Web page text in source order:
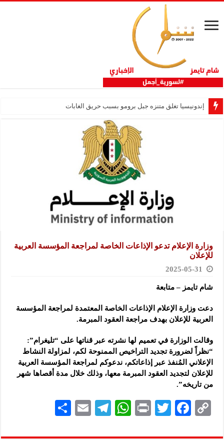
إندونيسيا تغلق متنزه جبل برومو بسبب حريق الغابات
وزارة الإعلام تدعو الإذاعات الخاصة لمراجعة المؤسسة العربية
للإعلان
2025-05-31
شام تايمز – متابعة
دعت وزارة الإعلام الإذاعات الخاصة المعتمدة لمراجعة المؤسسة
العربية للإعلان بهدف مراجعة العقود المبرمة.
وقالت الوزارة في تعميم لها نشرته عبر قناتها على “تليغرام”:
“نظراً لضرورة تجديد التراخيص الممنوحة لكم، لمزاولة النشاط
الإعلاني المُنفذ عبر إذاعاتكم، ندعوكم لمراجعة المؤسسة العربية
للإعلان لتجديد العقود المبرمة معها، وذلك خلال مدة أقصاها شهر
من تاريخه”.
C
F
T
P
W
Te
E